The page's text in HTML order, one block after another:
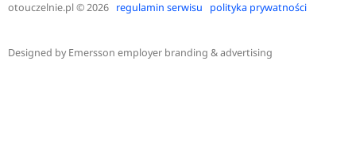
otouczelnie.pl© 2026 regulamin serwisu polityka prywatności
Designed byEmersson employer branding & advertising